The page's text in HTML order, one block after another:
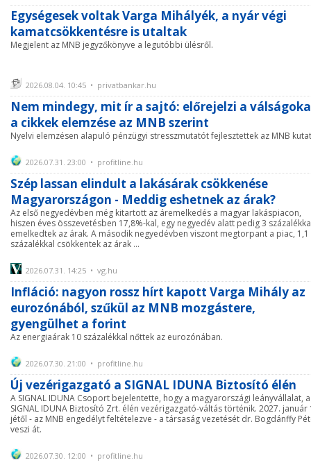
Egységesek voltak Varga Mihályék, a nyár végi
kamatcsökkentésre is utaltak
Megjelent az MNB jegyzőkönyve a legutóbbi ülésről.
2026.08.04. 10:45 • privatbankar.hu
Nem mindegy, mit ír a sajtó: előrejelzi a
a cikkek elemzése az MNB szerint
Nyelvi elemzésen alapuló pénzügyi stresszmutatót fejlesztettek az MNB
2026.07.31. 23:00 • profitline.hu
Szép lassan elindult a lakásárak csökkenése
Magyarországon - Meddig eshetnek az árak?
Az első negyedévben még kitartott az áremelkedés a magyar lakáspiacon,
hiszen éves összevetésben 17,8%-kal, egy negyedév alatt pedig 3
emelkedtek az árak. A második negyedévben viszont megtorpant a piac, 1,1
százalékkal csökkentek az árak ...
2026.07.31. 14:25 • vg.hu
Infláció: nagyon rossz hírt kapott Varga Mihály az
eurozónából, szűkül az MNB mozgástere,
gyengülhet a forint
Az energiaárak 10 százalékkal nőttek az eurozónában.
2026.07.30. 21:00 • profitline.hu
Új vezérigazgató a SIGNAL IDUNA Biztosító élén
A SIGNAL IDUNA Csoport bejelentette, hogy a magyarországi leányvállalat, a
SIGNAL IDUNA Biztosító Zrt. élén vezérigazgató-váltás történik. 2027. január
jétől - az MNB engedélyt feltételezve - a társaság vezetését dr. Bogdánffy
veszi át.
2026.07.30. 12:00 • profitline.hu